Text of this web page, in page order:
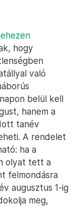
hogy
való
belül kell
hanem a
tanév
A rendelet
ha a
olyat tett a
felmondásra
augusztus 1-ig
meg,